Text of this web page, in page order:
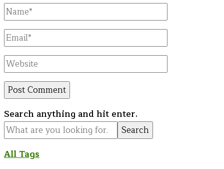
Full
Name
Email
Website
Looking
for
Something?
Search anything and hit enter.
All Tags